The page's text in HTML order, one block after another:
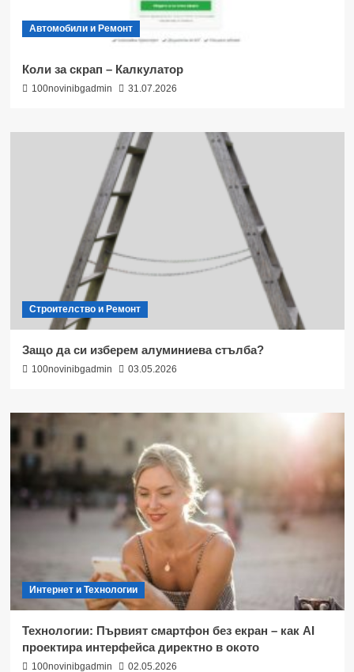
Автомобили и Ремонт
Коли за скрап – Калкулатор
100novinibgadmin 31.07.2026
Строителство и Ремонт
Защо да си изберем алуминиева стълба?
100novinibgadmin 03.05.2026
Интернет и Технологии
Технологии: Първият смартфон без екран – как AI
проектира интерфейса директно в окото
100novinibgadmin 02.05.2026